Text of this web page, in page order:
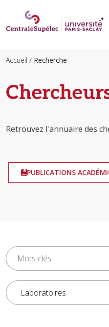
Retrouvez l'annuaire des
PUBLICATIONS
Accueil Recherche